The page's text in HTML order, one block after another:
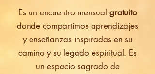
Es un encuentro mensual gratuito
donde compartimos aprendizajes
y enseñanzas inspiradas en su
camino y su legado espiritual. Es
un espacio sagrado de